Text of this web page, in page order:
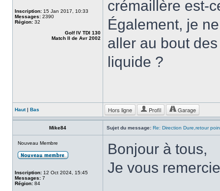
Inscription: 15 Jan 2017, 10:33
Messages: 2390
Région: 32
Golf IV TDI 130
Match II de Avr 2002
crémaillère est-
Également, je
aller au bout
liquide ?
Haut| Bas Hors ligne Profil Garage
Mike84 Sujet du message: Re: Direction Dure,retour
Nouveau Membre
Inscription: 12 Oct 2024, 15:45
Messages: 7
Région: 84
Bonjour à tous,
Je vous